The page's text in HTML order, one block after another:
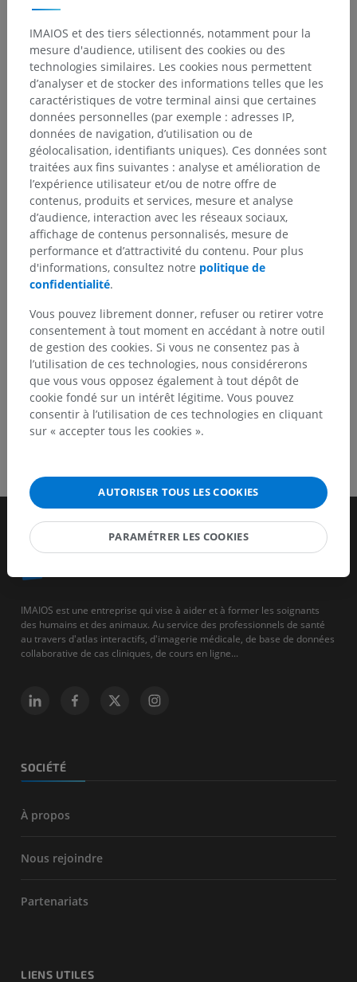
Neuroanatomie humaine
Traductions
Vous avez vu une erreur ?
N’hésitez pas à nous suggérer une correction, une
traduction, une amélioration de contenu.
Signaler un problème
TÉLÉCHARGEZ L'APPLI
IMAIOS est une entreprise qui vise à aider et à former les soignants
des humains et des animaux. Au service des professionnels de santé
au travers d'atlas interactifs, d'imagerie médicale, de base de données
collaborative de cas cliniques, de cours en ligne...
SOCIÉTÉ
À propos
Nous rejoindre
Partenariats
LIENS UTILES
IMAIOS et des tiers sélectionnés, notamment pour la
mesure d'audience, utilisent des cookies ou des
technologies similaires. Les cookies nous permettent
d’analyser et de stocker des informations telles que les
caractéristiques de votre terminal ainsi que certaines
données personnelles (par exemple : adresses IP,
données de navigation, d’utilisation ou de
géolocalisation, identifiants uniques). Ces données sont
traitées aux fins suivantes : analyse et amélioration de
l’expérience utilisateur et/ou de notre offre de
contenus, produits et services, mesure et analyse
d’audience, interaction avec les réseaux sociaux,
affichage de contenus personnalisés, mesure de
performance et d’attractivité du contenu. Pour plus
d'informations, consultez notre politique de
confidentialité.
Vous pouvez librement donner, refuser ou retirer votre
consentement à tout moment en accédant à notre outil
de gestion des cookies. Si vous ne consentez pas à
l’utilisation de ces technologies, nous considérerons
que vous vous opposez également à tout dépôt de
cookie fondé sur un intérêt légitime. Vous pouvez
consentir à l’utilisation de ces technologies en cliquant
sur « accepter tous les cookies ».
AUTORISER TOUS LES COOKIES
PARAMÉTRER LES COOKIES